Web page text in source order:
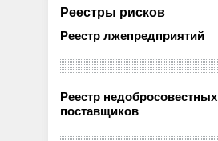
Реестры рисков
Реестр лжепредприятий
Реестр недобросовестных
поставщиков